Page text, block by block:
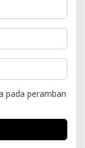
pada peramban